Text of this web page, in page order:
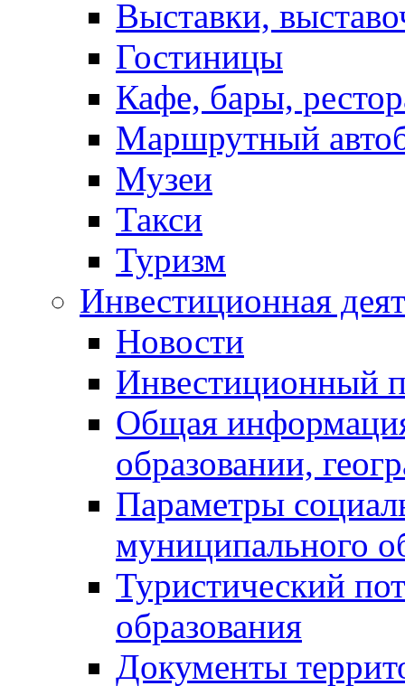
Выставки,
Гостиницы
Кафе, бары,
Маршрутный
Музеи
Такси
Туризм
Инвестиционная
Новости
Инвестиционный
Общая
образовании,
Параметры
муниципального
Туристический
образования
Документы